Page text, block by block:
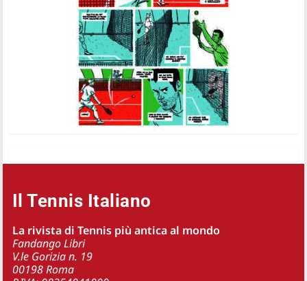
Il Tennis Italiano
La rivista di Tennis più antica al mondo
Fandango Libri
V.le Gorizia n. 19
00198 Roma